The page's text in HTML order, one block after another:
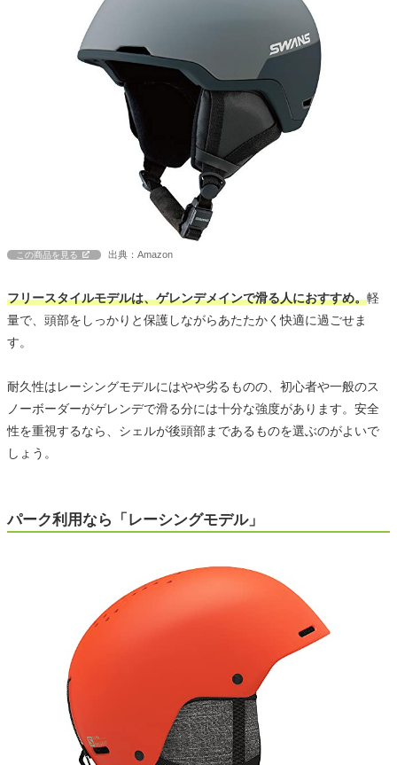
この商品を見る 出典：Amazon
フリースタイルモデルは、ゲレンデメインで滑る人におすすめ。軽
量で、頭部をしっかりと保護しながらあたたかく快適に過ごせま
す。
耐久性はレーシングモデルにはやや劣るものの、初心者や一般のス
ノーボーダーがゲレンデで滑る分には十分な強度があります。安全
性を重視するなら、シェルが後頭部まであるものを選ぶのがよいで
しょう。
パーク利用なら「レーシングモデル」